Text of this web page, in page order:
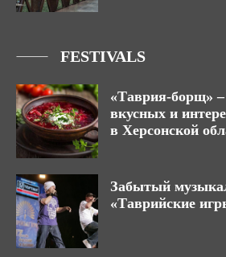
FESTIVALS
«Таврия-борщ»
вкусных и
в Херсонской
Забытый
«Таврийские